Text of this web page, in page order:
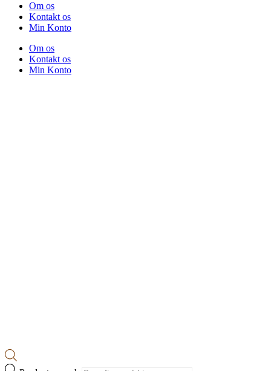
Om os
Kontakt os
Min Konto
Om os
Kontakt os
Min Konto